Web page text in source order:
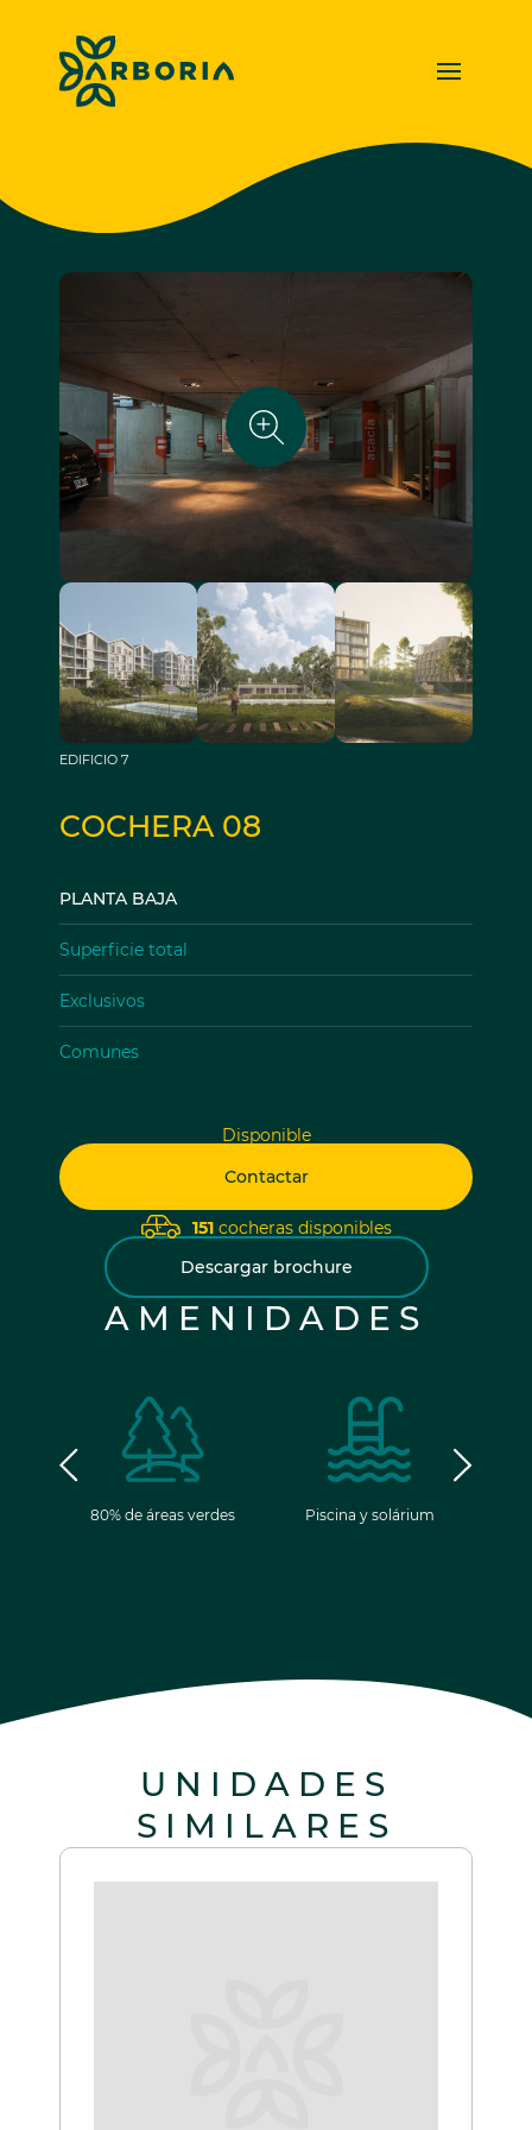
EDIFICIO 7
COCHERA 08
PLANTA BAJA
Superficie total
Exclusivos
Comunes
Disponible
Contactar
151cocheras disponibles
Descargar brochure
AMENIDADES
80% de áreas verdes Piscina y solárium
UNIDADES
SIMILARES